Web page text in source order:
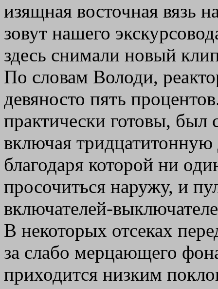
изящная восточная вязь
зовут нашего
здесь снимали новый
По словам Володи,
девяносто пять
практически готовы, был
включая тридцатитонную
благодаря которой ни
просочиться наружу, и
включателей-
В некоторых отсеках
за слабо мерцающего
приходится низким